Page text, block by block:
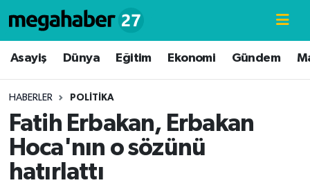
Asayiş Dünya Eğitim Ekonomi Gündem
HABERLER POLITIKA
Fatih Erbakan, Erbakan
Hoca'nın o sözünü
hatırlattı
Hava Durumu
Süper Lig Puan Durumu ve Fikstür
Tüm Manşetler